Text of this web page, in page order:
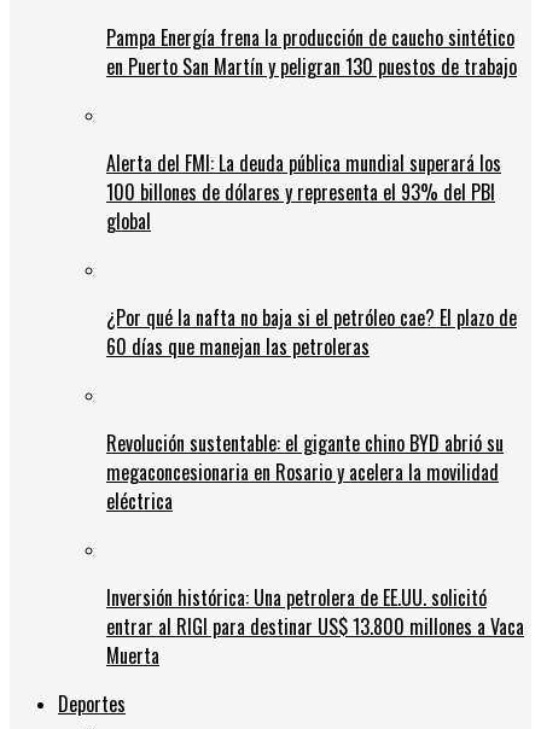
Pampa Energía frena la producción de caucho sintético
en Puerto San Martín y peligran 130 puestos de trabajo
Alerta del FMI: La deuda pública mundial superará los
100 billones de dólares y representa el 93% del PBI
global
¿Por qué la nafta no baja si el petróleo cae? El plazo de
60 días que manejan las petroleras
Revolución sustentable: el gigante chino BYD abrió su
megaconcesionaria en Rosario y acelera la movilidad
eléctrica
Inversión histórica: Una petrolera de EE.UU. solicitó
entrar al RIGI para destinar US$ 13.800 millones a Vaca
Muerta
Deportes